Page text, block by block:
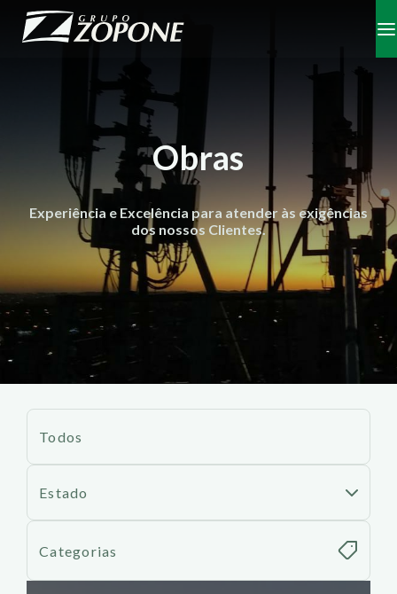
Obras
Experiência e Excelência para atender às exigências
dos nossos Clientes.
Todos
Estado
Categorias